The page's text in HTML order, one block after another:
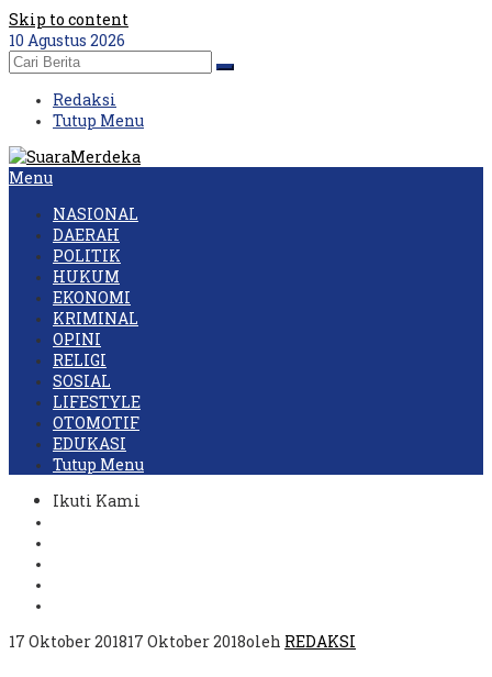
Skip to content
10 Agustus 2026
Redaksi
Tutup Menu
Menu
NASIONAL
DAERAH
POLITIK
HUKUM
EKONOMI
KRIMINAL
OPINI
RELIGI
SOSIAL
LIFESTYLE
OTOMOTIF
EDUKASI
Tutup Menu
Ikuti Kami
17 Oktober 201817 Oktober 2018oleh REDAKSI